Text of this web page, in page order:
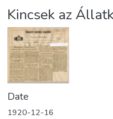
Statistics
About us
Kincsek az
Date
1920-12-16